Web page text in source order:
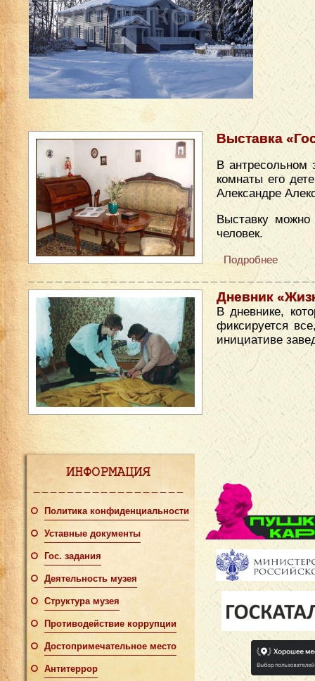
Выставка
В антресольном
комнаты его
Александре
Выставку можно
человек.
Подробнее
Дневник
В дневнике,
фиксируется
инициативе
ИНФОРМАЦИЯ
Политика конфиденциальности
Уставные документы
Гос. задания
Деятельность музея
Структура музея
Противодействие коррупции
Достопримечательное место
Антитеррор